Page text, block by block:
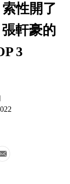
性開了
軒豪的
3